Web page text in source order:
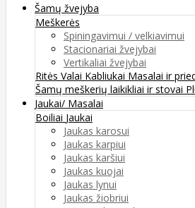
Šamų žvejyba
Meškerės
Spiningavimui / velkiavimui
Stacionariai žvejybai
Vertikaliai žvejybai
Ritės Valai Kabliukai Masalai ir
Šamų meškerių laikikliai ir stovai
Jaukai/ Masalai
Boiliai Jaukai
Jaukas karosui
Jaukas karpiui
Jaukas karšiui
Jaukas kuojai
Jaukas lynui
Jaukas žiobriui